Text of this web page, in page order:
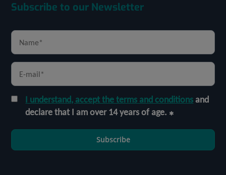
Subscribe to our Newsletter
I understand, accept the terms and conditionsand
declare that I am over 14 years of age.
Subscribe